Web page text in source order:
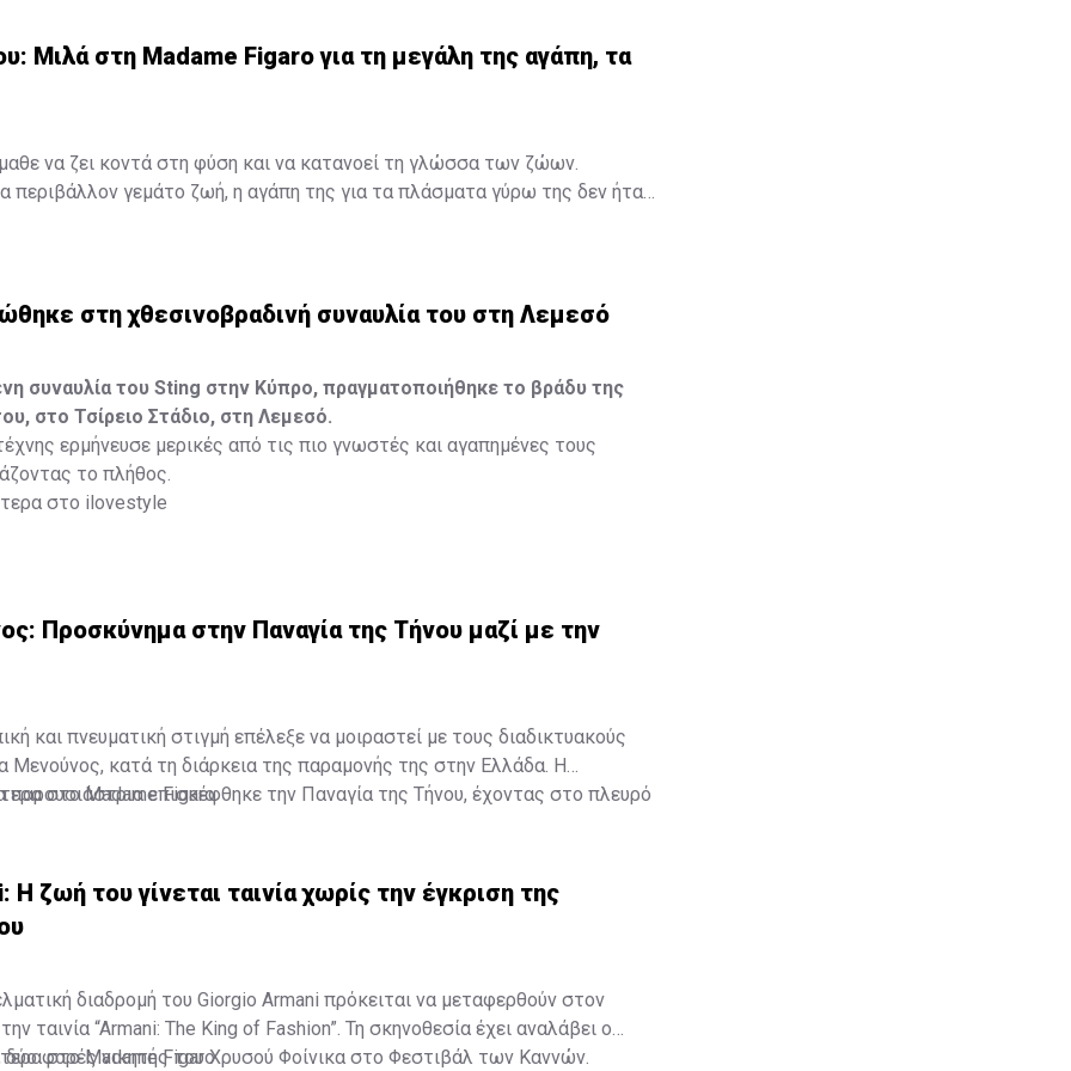
Πέτρου: Μιλά στη Madame Figaro για τη μεγάλη της αγάπη, τα
Μιλά στη Madame Figaro για τη μεγάλη της αγάπη, τα
να ζει κοντά στη φύση και να κατανοεί τη γλώσσα των ζώων.
περιβάλλον γεμάτο ζωή, η αγάπη της για τα πλάσματα γύρω της δεν ήταν
στο madamefigaro.cy
στη χθεσινοβραδινή συναυλία του στη Λεμεσό
συναυλία του Sting στην Κύπρο, πραγματοποιήθηκε το βράδυ της
στο Τσίρειο Στάδιο, στη Λεμεσό.
ερμήνευσε μερικές από τις πιο γνωστές και αγαπημένες τους
το πλήθος.
στο ilovestyle
Προσκύνημα στην Παναγία της Τήνου μαζί με την
και πνευματική στιγμή επέλεξε να μοιραστεί με τους διαδικτυακούς
Μενούνος, κατά τη διάρκεια της παραμονής της στην Ελλάδα. Η
παρουσιάστρια επισκέφθηκε την Παναγία της Τήνου, έχοντας στο πλευρό
στο Madame Figaro
Η ζωή του γίνεται ταινία χωρίς την έγκριση της
διαδρομή του Giorgio Armani πρόκειται να μεταφερθούν στον
ταινία “Armani: The King of Fashion”. Τη σκηνοθεσία έχει αναλάβει ο
φορές νικητής του Χρυσού Φοίνικα στο Φεστιβάλ των Καννών.
στο Madame Figaro